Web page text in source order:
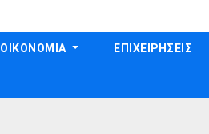
ΟΙΚΟΝΟΜΙΑ ΕΠΙΧΕΙΡΗΣΕΙΣ